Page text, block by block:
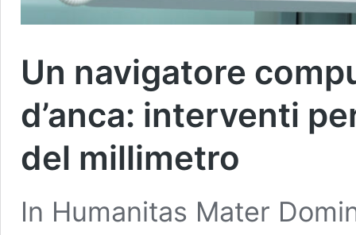
Un navigatore
d’anca: interventi
del millimetro
In Humanitas Mater